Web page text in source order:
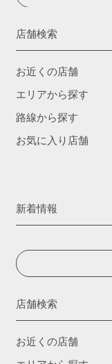
店舗検索
お近くの店舗
エリアから探す
路線から探す
お気に入り店舗
新着情報
店舗検索
お近くの店舗